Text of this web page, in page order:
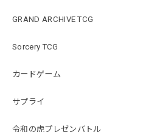
GRAND ARCHIVE TCG
Sorcery TCG
カードゲーム
サプライ
令和の虎プレゼンバトル